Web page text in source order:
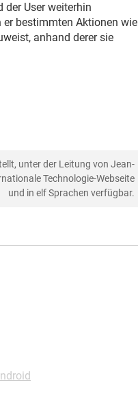
User weiterhin
bestimmten Aktionen wie
anhand derer sie
unter der Leitung von Jean-
Technologie-Webseite
und in elf Sprachen verfügbar.